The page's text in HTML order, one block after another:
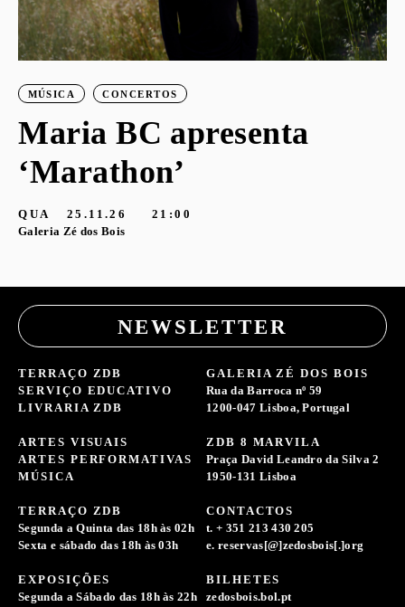
MÚSICA CONCERTOS
Maria BC apresenta
‘Marathon’
QUA 25.11.26
21:00
Galeria Zé dos Bois
NEWSLETTER
TERRAÇO ZDB
SERVIÇO EDUCATIVO
LIVRARIA ZDB
ARTES VISUAIS
ARTES PERFORMATIVAS
MÚSICA
GALERIA ZÉ DOS BOIS
Rua da Barroca nº 59
1200-047 Lisboa, Portugal
ZDB 8 MARVILA
Praça David Leandro da Silva 2
1950-131 Lisboa
TERRAÇO ZDB
Segunda a Quinta das 18h às 02h
Sexta e sábado das 18h às 03h
EXPOSIÇÕES
Segunda a Sábado das 18h às 22h
CONTACTOS
t. + 351 213 430 205
e. reservas[@]zedosbois[.]org
BILHETES
zedosbois.bol.pt